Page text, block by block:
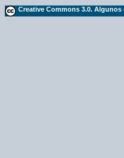
Creative Commons 3.0. Algunos